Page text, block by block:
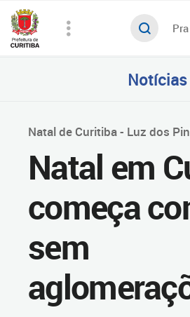
Notícias
Natal de Curitiba - Luz dos
Natal em
começa
sem